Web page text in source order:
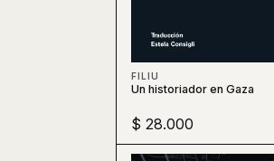
FILIU
Un historiador en Gaza
$ 28.000